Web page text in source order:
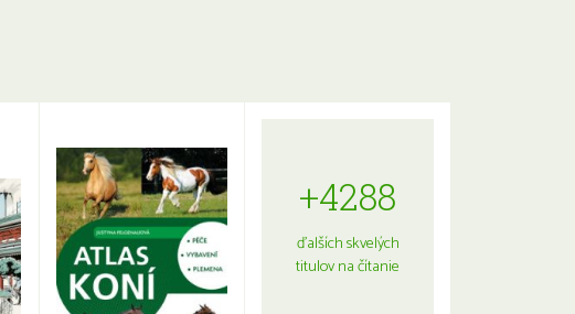
+4288
ďalších skvelých
titulov na čítanie